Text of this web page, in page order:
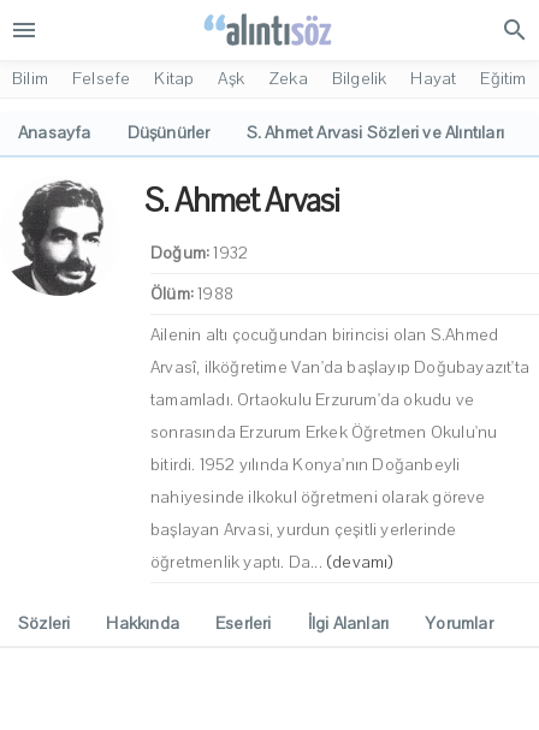
menu search
Bilim Felsefe Kitap Aşk Zeka Bilgelik Hayat Eğitim
Anasayfa Düşünürler S. Ahmet Arvasi Sözleri ve Alıntıları
S. Ahmet Arvasi
Doğum:1932
Ölüm:1988
Ailenin altı çocuğundan birincisi olan S.Ahmed
Arvasî, ilköğretime Van'da başlayıp Doğubayazıt'ta
tamamladı. Ortaokulu Erzurum'da okudu ve
sonrasında Erzurum Erkek Öğretmen Okulu'nu
bitirdi. 1952 yılında Konya'nın Doğanbeyli
nahiyesinde ilkokul öğretmeni olarak göreve
başlayan Arvasi, yurdun çeşitli yerlerinde
öğretmenlik yaptı. Da... (devamı)
Sözleri Hakkında Eserleri İlgi Alanları Yorumlar